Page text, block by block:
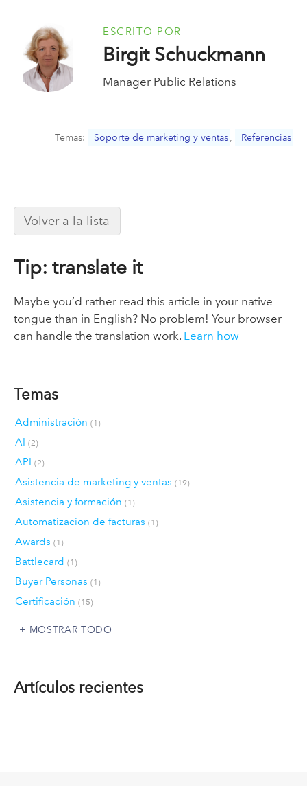
ESCRITO POR
Birgit Schuckmann
Manager Public Relations
Temas: Soporte de marketing y ventas Referencias
Volver a la lista
Tip: translate it
Maybe you’d rather read this article in your native
tongue than in English? No problem! Your browser
can handle the translation work. Learn how
Temas
Administración (1)
AI (2)
API (2)
Asistencia de marketing y ventas (19)
Asistencia y formación (1)
Automatizacion de facturas (1)
Awards (1)
Battlecard (1)
Buyer Personas (1)
Certificación (15)
MOSTRAR TODO
Artículos recientes